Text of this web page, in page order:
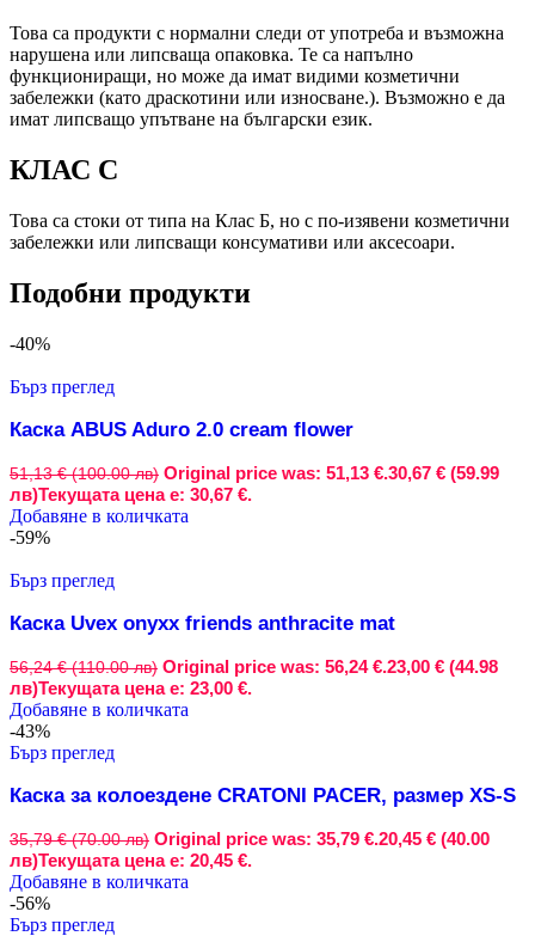
Това са продукти с нормални следи от употреба и възможна
нарушена или липсваща опаковка. Те са напълно
функциониращи, но може да имат видими козметични
забележки (като драскотини или износване.). Възможно е да
имат липсващо упътване на български език.
КЛАС C
Това са стоки от типа на Клас Б, но с по-изявени козметични
забележки или липсващи консумативи или аксесоари.
Подобни продукти
-40%
Бърз преглед
Каска ABUS Aduro 2.0 cream flower
51,13 € (100.00 лв) Original price was: 51,13 €.30,67 € (59.99
лв)Текущата цена е: 30,67 €.
Добавяне в количката
-59%
Бърз преглед
Каска Uvex onyxx friends anthracite mat
56,24 € (110.00 лв) Original price was: 56,24 €.23,00 € (44.98
лв)Текущата цена е: 23,00 €.
Добавяне в количката
-43%
Бърз преглед
Каска за колоездене CRATONI PACER, размер XS-S
35,79 € (70.00 лв) Original price was: 35,79 €.20,45 € (40.00
лв)Текущата цена е: 20,45 €.
Добавяне в количката
-56%
Бърз преглед